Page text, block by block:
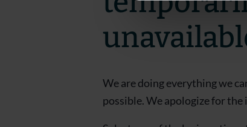
We are doing everything we
possible. We apologize for the